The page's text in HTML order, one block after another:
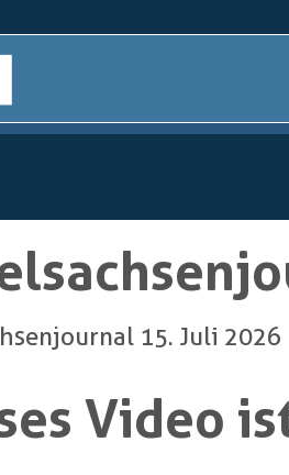
15. Juli 2026
Video